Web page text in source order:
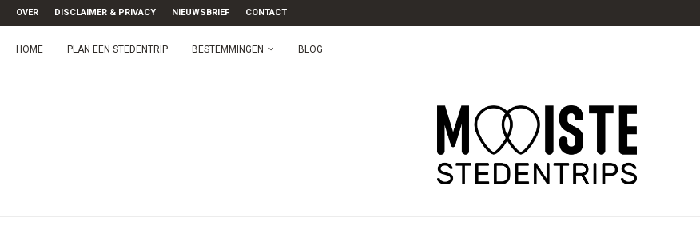
OVER DISCLAIMER & PRIVACY NIEUWSBRIEF CONTACT
HOME PLAN EEN STEDENTRIP BESTEMMINGEN BLOG